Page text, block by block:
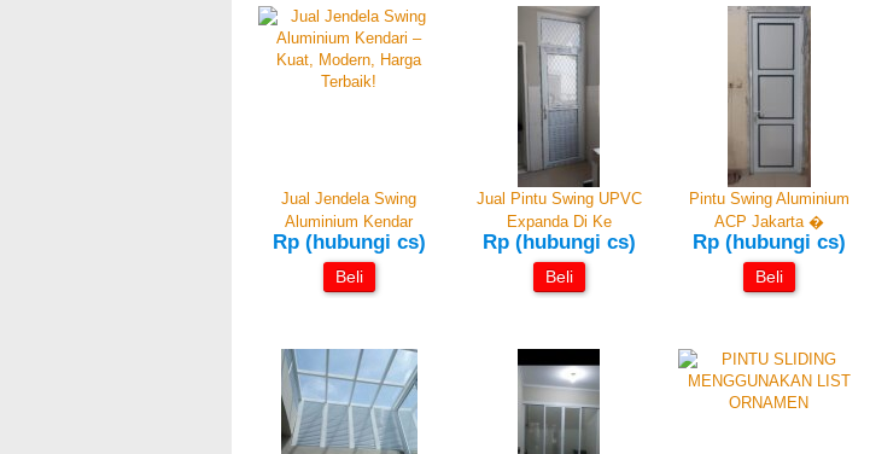
Jual Jendela Swing
Aluminium Kendar
Rp (hubungi cs)
Beli
Jual Pintu Swing UPVC
Expanda Di Ke
Rp (hubungi cs)
Beli
Pintu Swing Aluminium
ACP Jakarta �
Rp (hubungi cs)
Beli